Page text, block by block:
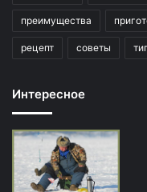
преимущества
рецепт советы
Интересное